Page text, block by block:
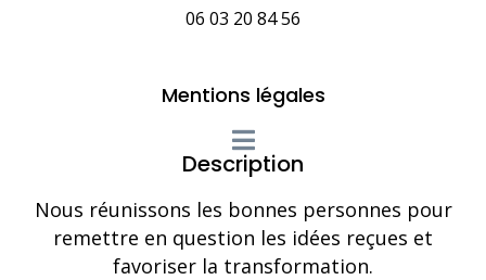
06 03 20 84 56
Mentions légales
Description
Nous réunissons les bonnes personnes pour
remettre en question les idées reçues et
favoriser la transformation.